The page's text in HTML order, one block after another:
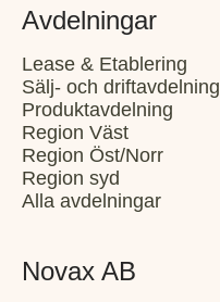
Avdelningar
Lease & Etablering
Sälj- och driftavdelning
Produktavdelning
Region Väst
Region Öst/Norr
Region syd
Alla avdelningar
Novax AB